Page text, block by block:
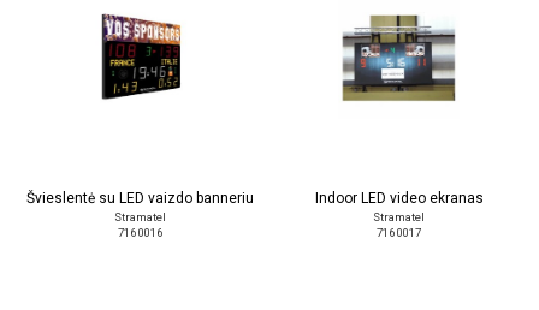
Švieslentė su LED vaizdo banneriu
Stramatel
716 0016
Indoor LED video ekranas
Stramatel
716 0017